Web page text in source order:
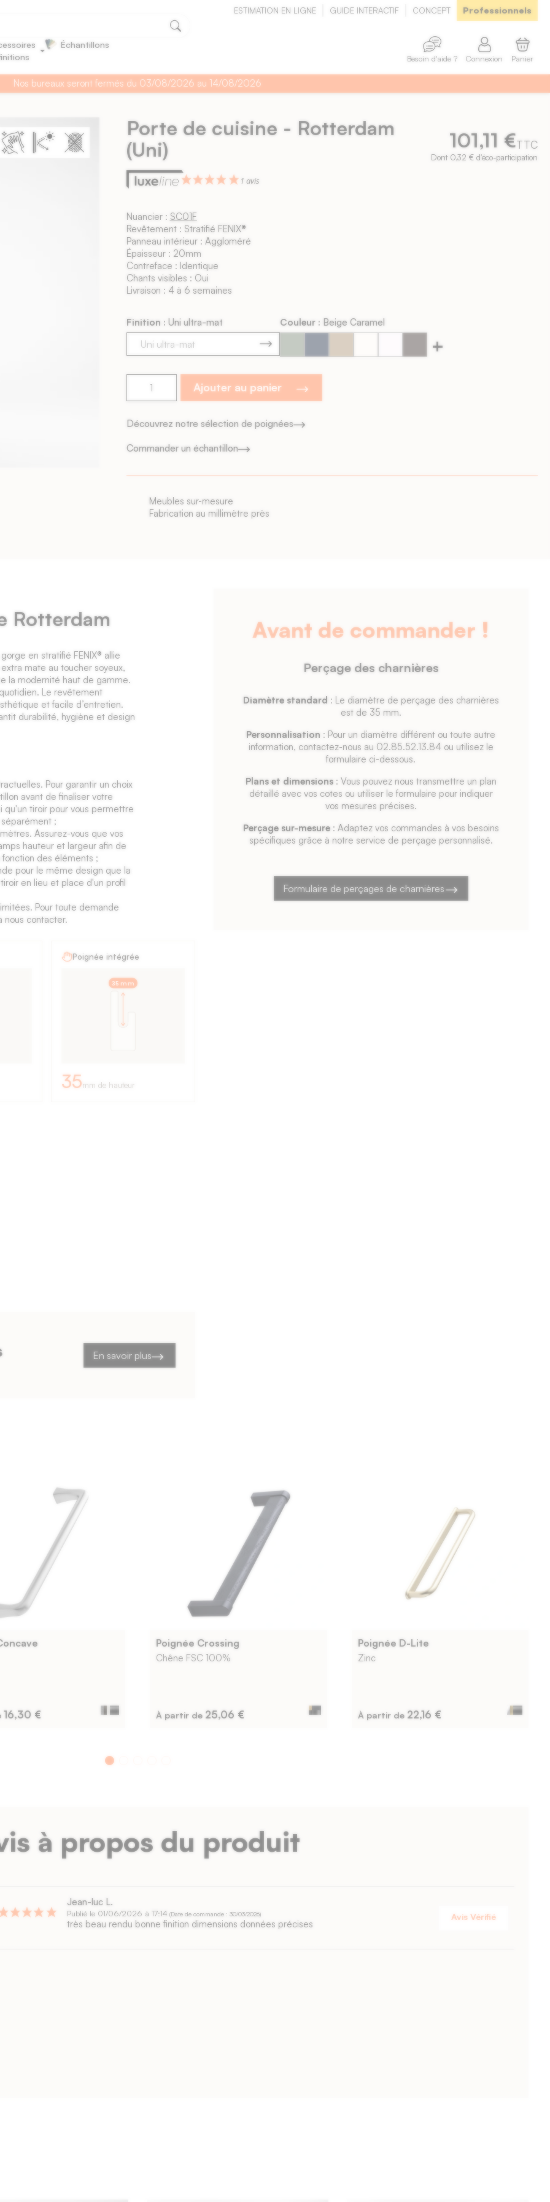
ESTIMATION EN LIGNE GUIDE INTERACTIF CONCEPT Professionnels
Échantillons
Besoin d'aide ? Connexion Panier
Nos bureaux seront fermés du 03/08/2026 au 14/08/2026
Porte de cuisine - Rotterdam
(Uni)
1 avis
101,11 €TTC
Dont 0,32 € d'éco-participation
Nuancier : SC01F
Revêtement : Stratifié FENIX®
Panneau intérieur : Aggloméré
Épaisseur : 20mm
Contreface : Identique
Chants visibles : Oui
Livraison : 4 à 6 semaines
Finition : Uni ultra-mat Couleur : Beige Caramel
Verte
NocturneCaramelCachemireVeloursIntense
+
Ajouter au panier
Découvrez notre sélection de poignées
Commander un échantillon
Livraison rapide
Façades livrées sous 6 semaines
Rotterdam
en stratifié FENIX® allie
mate au toucher soyeux,
la modernité haut de gamme.
Le revêtement
et facile d’entretien.
durabilité, hygiène et design
Pour garantir un choix
avant de finaliser votre
tiroir pour vous permettre
;
Assurez-vous que vos
hauteur et largeur afin de
des éléments ;
pour le même design que la
en lieu et place d'un profil
Pour toute demande
nous contacter.
Poignée intégrée
35 mm
35mm de hauteur
En savoir plus
Avant de commander !
Perçage des charnières
Diamètre standard : Le diamètre de perçage des charnières
est de 35 mm.
Personnalisation : Pour un diamètre différent ou toute autre
information, contactez-nous au 02.85.52.13.84 ou utilisez le
formulaire ci-dessous.
Plans et dimensions: Vous pouvez nous transmettre un plan
détaillé avec vos cotes ou utiliser le formulaire pour indiquer
vos mesures précises.
Perçage sur-mesure: Adaptez vos commandes à vos besoins
spécifiques grâce à notre service de perçage personnalisé.
Formulaire de perçages de charnières
16,30 €
Poignée Crossing
Chêne FSC 100%
À partir de 25,06 €
Poignée D-Lite
Zinc
À partir de 22,16 €
à propos du produit
Jean-luc L.
Publié le 01/06/2026 à 17:14 (Date de commande : 30/03/2026)
très beau rendu bonne finition dimensions données précises
Avis Vérifié